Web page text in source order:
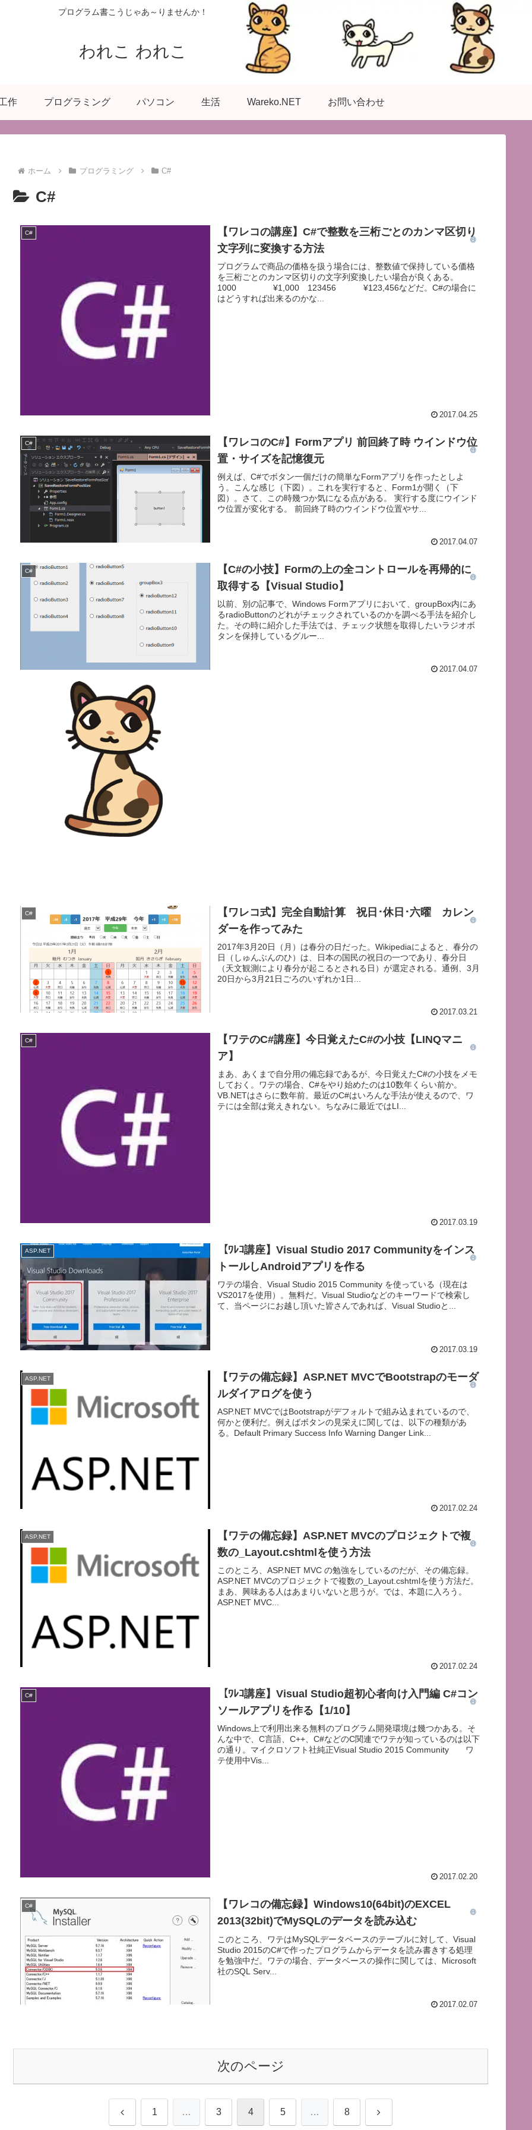
プログラム書こうじゃあ～りませんか！
われこ われこ
作 プログラミング パソコン 生活 Wareko.NET お問い合わせ
ホーム プログラミング C#
C#
C#
【ワレコの講座】C#で整数を三桁ごとのカンマ区切り
文字列に変換する方法
プログラムで商品の価格を扱う場合には、整数値で保持している価格
を三桁ごとのカンマ区切りの文字列変換したい場合が良くある。
1000 ¥1,000 123456 ¥123,456などだ。C#の場合に
はどうすれば出来るのかな...
2017.04.25
C#
【ワレコのC#】Formアプリ 前回終了時 ウインドウ位
置・サイズを記憶復元
例えば、C#でボタン一個だけの簡単なFormアプリを作ったとしよ
う。こんな感じ（下図）。これを実行すると、Form1が開く（下
図）。さて、この時幾つか気になる点がある。 実行する度にウインド
ウ位置が変化する。 前回終了時のウインドウ位置やサ...
2017.04.07
C#
【C#の小技】Formの上の全コントロールを再帰的に
取得する【Visual Studio】
以前、別の記事で、Windows Formアプリにおいて、groupBox内にあ
るradioButtonのどれがチェックされているのかを調べる手法を紹介し
た。その時に紹介した手法では、チェック状態を取得したいラジオボ
タンを保持しているグルー...
2017.04.07
C#
【ワレコ式】完全自動計算 祝日･休日･六曜 カレン
ダーを作ってみた
2017年3月20日（月）は春分の日だった。Wikipediaによると、春分の
日（しゅんぶんのひ）は、日本の国民の祝日の一つであり、春分日
（天文観測により春分が起こるとされる日）が選定される。通例、3月
20日から3月21日ごろのいずれか1日...
2017.03.21
C#
【ワテのC#講座】今日覚えたC#の小技【LINQマニ
ア】
まあ、あくまで自分用の備忘録であるが、今日覚えたC#の小技をメモ
しておく。ワテの場合、C#をやり始めたのは10数年くらい前か。
VB.NETはさらに数年前。最近のC#はいろんな手法が使えるので、ワ
テには全部は覚えきれない。ちなみに最近ではLI...
2017.03.19
ASP.NET
【ﾜﾚｺ講座】Visual Studio 2017 Communityをインス
トールしAndroidアプリを作る
ワテの場合、Visual Studio 2015 Community を使っている（現在は
VS2017を使用）。無料だ。Visual Studioなどのキーワードで検索し
て、当ページにお越し頂いた皆さんであれば、Visual Studioと...
2017.03.19
ASP.NET
【ワテの備忘録】ASP.NET MVCでBootstrapのモーダ
ルダイアログを使う
ASP.NET MVCではBootstrapがデフォルトで組み込まれているので、
何かと便利だ。例えばボタンの見栄えに関しては、以下の種類があ
る。Default Primary Success Info Warning Danger Link...
2017.02.24
ASP.NET
【ワテの備忘録】ASP.NET MVCのプロジェクトで複
数の_Layout.cshtmlを使う方法
このところ、ASP.NET MVC の勉強をしているのだが、その備忘録。
ASP.NET MVCのプロジェクトで複数の_Layout.cshtmlを使う方法だ。
まあ、興味ある人はあまりいないと思うが。では、本題に入ろう。
ASP.NET MVC...
2017.02.24
C#
【ﾜﾚｺ講座】Visual Studio超初心者向け入門編 C#コン
ソールアプリを作る【1/10】
Windows上で利用出来る無料のプログラム開発環境は幾つかある。そ
んな中で、C言語、C++、C#などのC関連でワテが知っているのは以下
の通り。マイクロソフト社純正Visual Studio 2015 Community ワ
テ使用中Vis...
2017.02.20
C#
【ワレコの備忘録】Windows10(64bit)のEXCEL
2013(32bit)でMySQLのデータを読み込む
このところ、ワテはMySQLデータベースのテーブルに対して、Visual
Studio 2015のC#で作ったプログラムからデータを読み書きする処理
を勉強中だ。ワテの場合、データベースの操作に関しては、Microsoft
社のSQL Serv...
2017.02.07
次のページ
前 1 … 3 4 5 … 8 次